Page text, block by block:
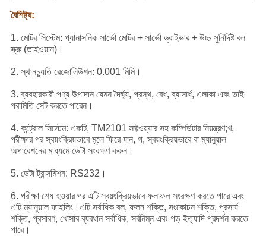
বৈশিষ্ট্য:
1. মোটর সিস্টেম: প্যানাসনিক সার্ভো মোটর + সার্ভো ড্রাইভার + উচ্চ সুনির্দিষ্ট বল
স্ক্রু (তাইওয়ান)।
2. স্থানচ্যুতি রেজোলিউশন: 0.001 মিমি।
3. ব্যবহারকারী পণ্য উপাদান যেমন দৈর্ঘ্য, প্রস্থ, বেধ, ব্যাসার্ধ, এলাকা এবং তাই
পরামিতি সেট করতে পারেন।
4. কন্ট্রোল সিস্টেম: একটি, TM2101 সফ্টওয়্যার সহ কম্পিউটার নিয়ন্ত্রণ;খ,
পরীক্ষার পর স্বয়ংক্রিয়ভাবে মূলে ফিরে যান, গ, স্বয়ংক্রিয়ভাবে বা ম্যানুয়াল
অপারেশনের মাধ্যমে ডেটা সংরক্ষণ করুন।
5. ডেটা ট্রান্সমিশন: RS232।
6. পরীক্ষা শেষ হওয়ার পর এটি স্বয়ংক্রিয়ভাবে ফলাফল সংরক্ষণ করতে পারে এবং
এটি ম্যানুয়াল ফাইলিং।এটি সর্বাধিক বল, ফলন শক্তি, সংকোচন শক্তি, প্রসার্য
শক্তি, প্রসারণ, খোসার ব্যবধান সর্বাধিক, সর্বনিম্ন এবং গড় ইত্যাদি প্রদর্শন করতে
পারে।